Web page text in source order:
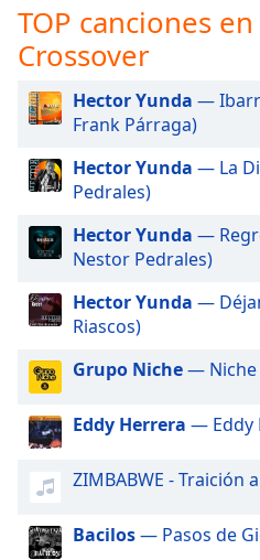
modal
window.
Beginning
window.
Escape
cancel
close
Text
Color
Opacity
Text
TOP canciones
Crossover
Hector Yunda —
Frank Párraga)
Hector Yunda — La
Pedrales)
Hector Yunda —
Nestor Pedrales)
Hector Yunda —
Riascos)
Grupo Niche— Niche
Eddy Herrera — Eddy
ZIMBABWE - Traición
Bacilos— Pasos de